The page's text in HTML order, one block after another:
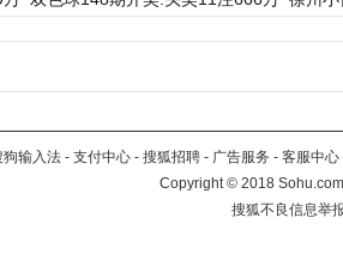
狗输入法 - 支付中心 - 搜狐招聘 - 广告服务 - 客服中心
Copyright©2018
搜狐不良信息举